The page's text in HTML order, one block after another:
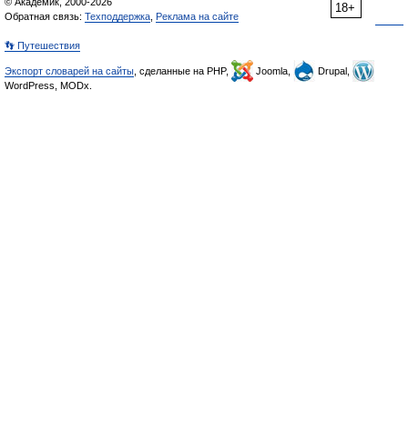
18+
Обратная связь: Техподдержка Реклама на сайте
👣 Путешествия
Экспорт словарей на сайты , сделанные на PHP, Joomla,
Drupal,
WordPress, MODx.